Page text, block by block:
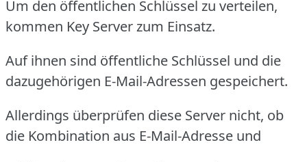
Um den öffentlichen Schlüssel zu verteilen,
kommen Key Server zum Einsatz.
Auf ihnen sind öffentliche Schlüssel und die
dazugehörigen E-Mail-Adressen gespeichert.
Allerdings überprüfen diese Server nicht, ob
die Kombination aus E-Mail-Adresse und